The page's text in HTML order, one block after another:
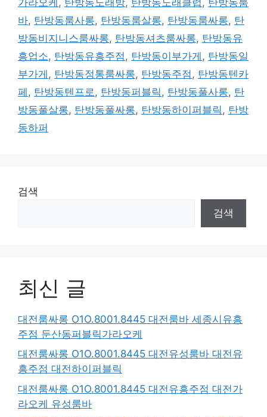
바, 탄방동룸사롱, 탄방동룸살롱, 탄방동룸싸롱, 탄
방동비지니스룸싸롱, 탄방동셔츠룸싸롱, 탄방동유
흥업소, 탄방동유흥주점 , 탄방동이부가게 , 탄방동일
부가게 , 탄방동정통룸싸롱, 탄방동주점 , 탄방동텐카
페 , 탄방동텐프로 , 탄방동퍼블릭 , 탄방동풀사롱, 탄
방동풀살롱, 탄방동풀싸롱, 탄방동하이퍼블릭 , 탄방
동하퍼
검색
검색
최신 글
대전룸싸롱 O1O.8001.8445 대전룸바 세종시유흥
주점 둔산동퍼블릭가라오케
대전룸싸롱 O1O.8001.8445 대전유성룸바 대전유
흥주점 대전하이퍼블릭
대전룸싸롱 O1O.8001.8445 대전유흥주점 대전가
라오케 유성룸바